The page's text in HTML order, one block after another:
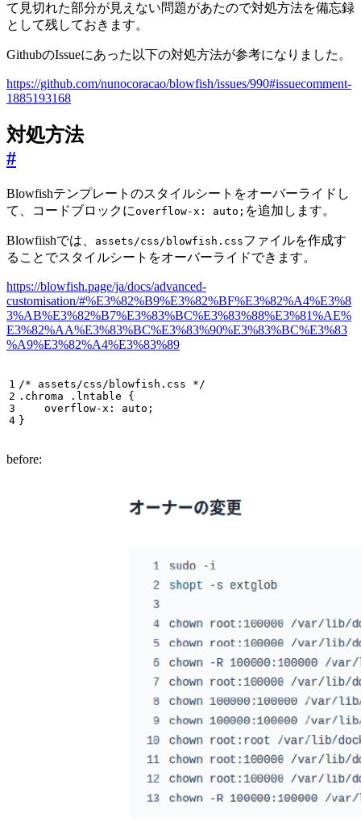
て見切れた部分が見えない問題があたので対処方法を備忘録
として残しておきます。
GithubのIssueにあった以下の対処方法が参考になりました。
https://github.com/nunocoracao/blowfish/issues/990#issuecomment-
1885193168
対処方法
#
Blowfishテンプレートのスタイルシートをオーバーライドし
て、コードブロックにoverflow-x: auto; を追加します。
Blowfiishでは、 assets/css/blowfish.cssファイルを作成す
ることでスタイルシートをオーバーライドできます。
https://blowfish.page/ja/docs/advanced-
customisation/#%E3%82%B9%E3%82%BF%E3%82%A4%E3%8
3%AB%E3%82%B7%E3%83%BC%E3%83%88%E3%81%AE%
E3%82%AA%E3%83%BC%E3%83%90%E3%83%BC%E3%83
%A9%E3%82%A4%E3%83%89
/* assets/css/blowfish.css */
. chroma . lntable
{
overflow-x : auto ;
}
before: